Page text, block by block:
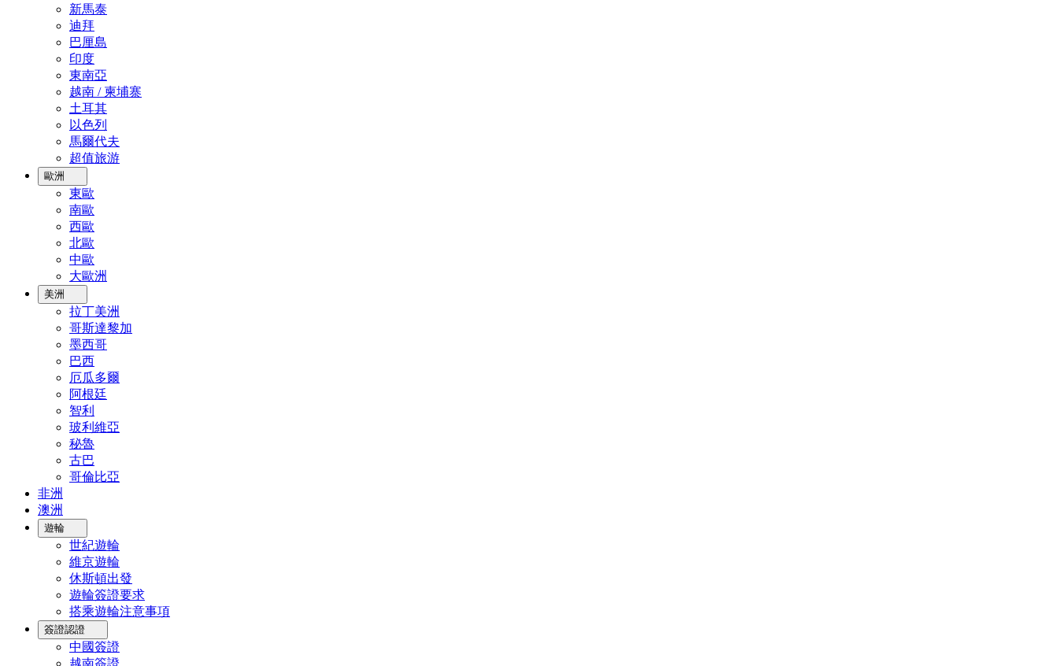
新馬泰
迪拜
巴厘島
印度
東南亞
越南 / 柬埔寨
土耳其
以色列
馬爾代夫
超值旅游
歐洲
東歐
南歐
西歐
北歐
中歐
大歐洲
美洲
拉丁美洲
哥斯達黎加
墨西哥
巴西
厄瓜多爾
阿根廷
智利
玻利維亞
秘魯
古巴
哥倫比亞
非洲
澳洲
遊輪
世紀遊輪
維京遊輪
休斯頓出發
遊輪簽證要求
搭乘遊輪注意事項
簽證認證
中國簽證
越南簽證